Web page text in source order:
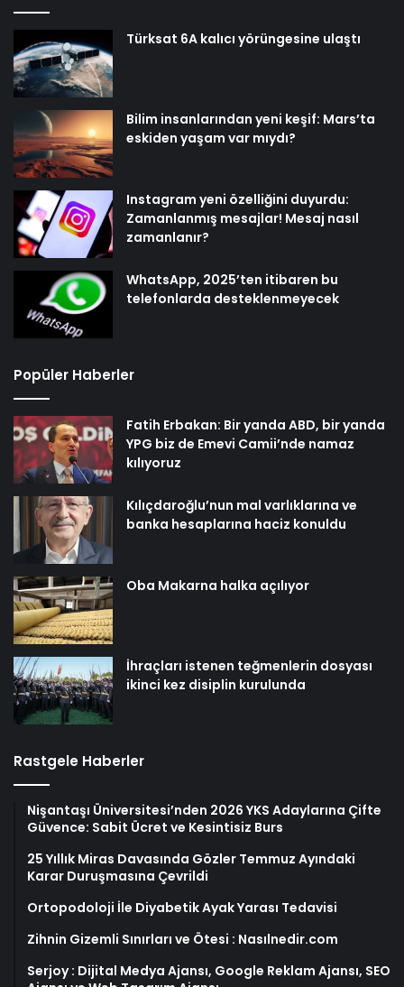
Türksat 6A kalıcı yörüngesine ulaştı
Bilim insanlarından yeni keşif: Mars’ta
eskiden yaşam var mıydı?
Instagram yeni özelliğini duyurdu:
Zamanlanmış mesajlar! Mesaj nasıl
zamanlanır?
WhatsApp, 2025’ten itibaren bu
telefonlarda desteklenmeyecek
Popüler Haberler
Fatih Erbakan: Bir yanda ABD, bir yanda
YPG biz de Emevi Camii’nde namaz
kılıyoruz
Kılıçdaroğlu’nun mal varlıklarına ve
banka hesaplarına haciz konuldu
Oba Makarna halka açılıyor
İhraçları istenen teğmenlerin dosyası
ikinci kez disiplin kurulunda
Rastgele Haberler
Nişantaşı Üniversitesi’nden 2026 YKS Adaylarına Çifte
Güvence: Sabit Ücret ve Kesintisiz Burs
25 Yıllık Miras Davasında Gözler Temmuz Ayındaki
Karar Duruşmasına Çevrildi
Ortopodoloji İle Diyabetik Ayak Yarası Tedavisi
Zihnin Gizemli Sınırları ve Ötesi : Nasılnedir.com
Serjoy : Dijital Medya Ajansı, Google Reklam Ajansı, SEO